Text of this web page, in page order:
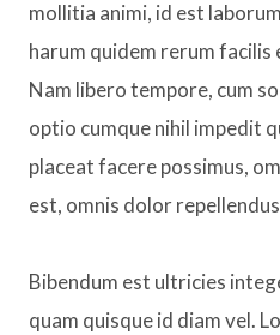
mollitia animi, id est
harum quidem rerum
Nam libero tempore, cum
optio cumque nihil impedit
placeat facere possimus,
est, omnis dolor
Bibendum est ultricies
quam quisque id diam vel.